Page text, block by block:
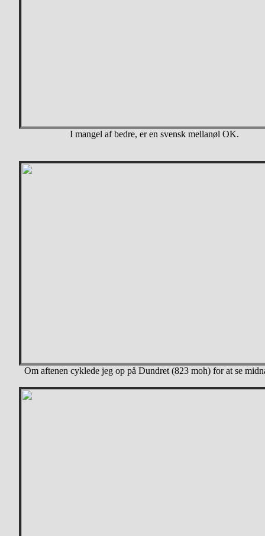
I mangel af bedre, er en svensk mellanøl OK.
Om aftenen cyklede jeg op på Dundret (823 moh) for at se